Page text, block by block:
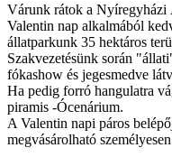
Várunk rátok a Nyíregyházi
Valentin nap alkalmából
állatparkunk 35 hektáros
Szakvezetésünk során
fókashow és jegesmedve
Ha pedig forró hangulatra
piramis -Ócenárium.
A Valentin napi páros
megvásárolható